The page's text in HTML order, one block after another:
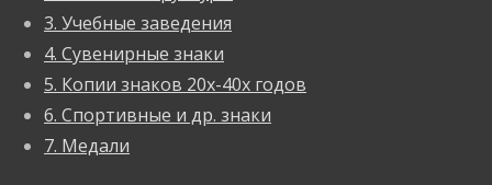
3. Учебные заведения
4. Сувенирные знаки
5. Копии знаков 20х-40х годов
6. Спортивные и др. знаки
7. Медали